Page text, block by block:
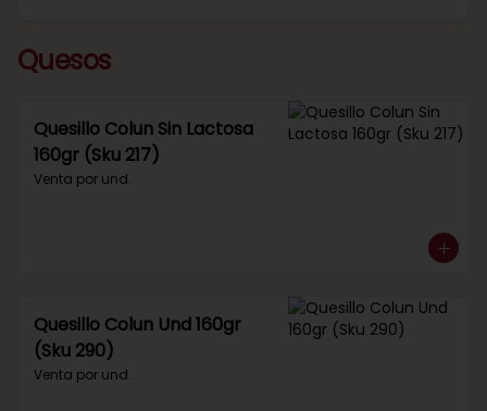
Quesos
Quesillo Colun Sin Lactosa
160gr (Sku 217)
Venta por und.
Quesillo Colun Und 160gr
(Sku 290)
Venta por und.